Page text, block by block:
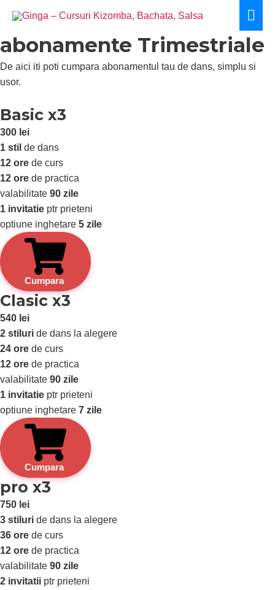
content
abonamente Trimestriale
De aici iti poti cumpara abonamentul tau de dans, simplu si
usor.
Basic x3
300 lei
1 stil de dans
12 ore de curs
12 ore de practica
valabilitate 90 zile
1 invitatie ptr prieteni
optiune inghetare 5 zile
Cumpara
Clasic x3
540 lei
2 stiluri de dans la alegere
24 ore de curs
12 ore de practica
valabilitate 90 zile
1 invitatie ptr prieteni
optiune inghetare 7 zile
Cumpara
pro x3
750 lei
3 stiluri de dans la alegere
36 ore de curs
12 ore de practica
valabilitate 90 zile
2 invitatii ptr prieteni